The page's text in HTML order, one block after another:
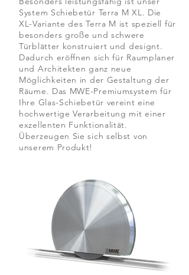
System Schiebetür Terra M XL. Die
XL-Variante des Terra M ist speziell für
besonders große und schwere
Türblätter konstruiert und designt.
Dadurch eröffnen sich für Raumplaner
und Architekten ganz neue
Möglichkeiten in der Gestaltung der
Räume. Das MWE-Premiumsystem für
Ihre Glas-Schiebetür vereint eine
hochwertige Verarbeitung mit einer
exzellenten Funktionalität.
Überzeugen Sie sich selbst von
unserem Produkt!